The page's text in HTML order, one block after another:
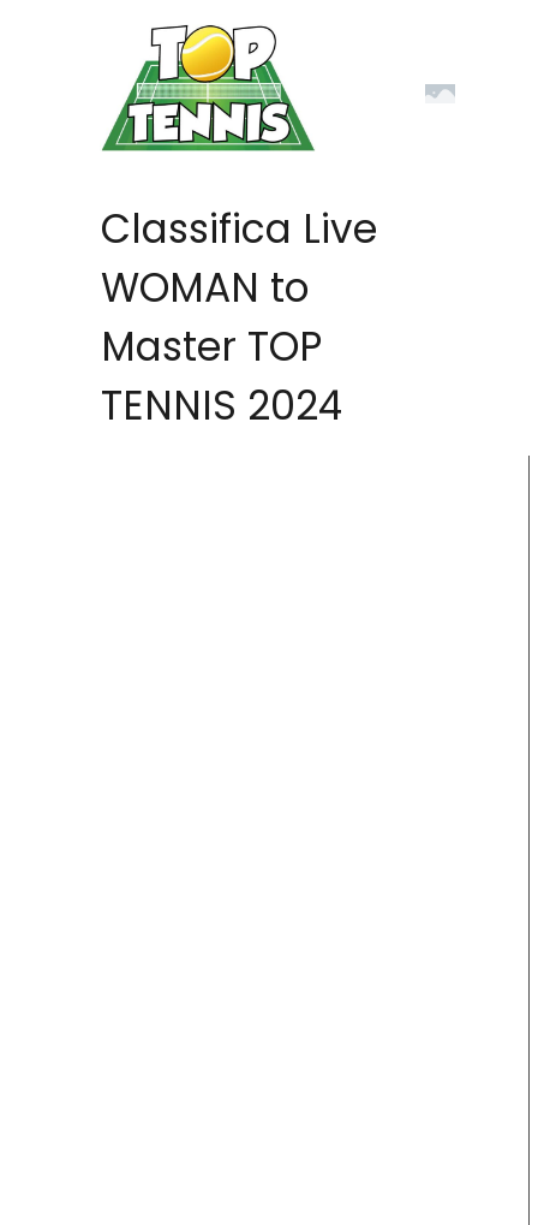
Classifica Live
WOMAN to
Master TOP
TENNIS 2024